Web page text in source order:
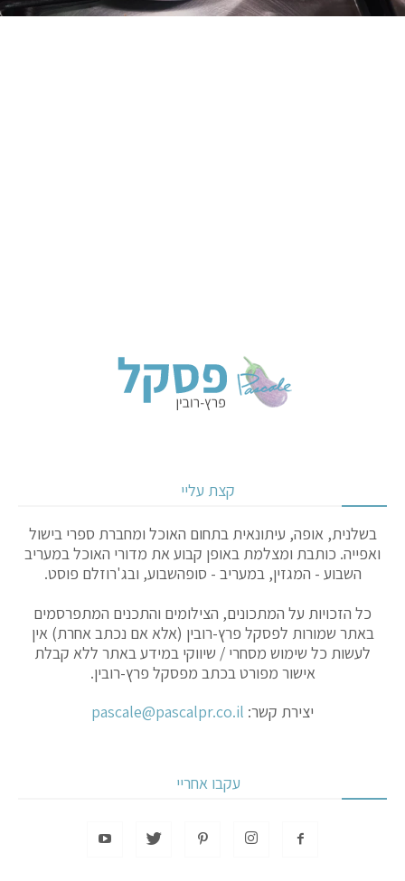
קצת עליי
בשלנית, אופה, עיתונאית בתחום האוכל ומחברת ספרי בישול
ואפייה. כותבת ומצלמת באופן קבוע את מדורי האוכל במעריב
השבוע - המגזין, במעריב - סופהשבוע, ובג'רוזלם פוסט.
כל הזכויות על המתכונים, הצילומים והתכנים המתפרסמים
באתר שמורות לפסקל פרץ-רובין (אלא אם נכתב אחרת) אין
לעשות כל שימוש מסחרי / שיווקי במידע באתר ללא קבלת
אישור מפורט בכתב מפסקל פרץ-רובין.
יצירת קשר: pascale@pascalpr.co.il
עקבו אחריי